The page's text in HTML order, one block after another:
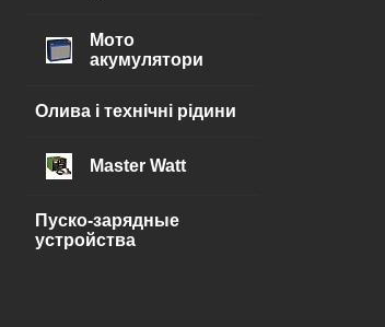
Мото
акумулятори
Олива і технічні рідини
Master Watt
Пуско-зарядные
устройства